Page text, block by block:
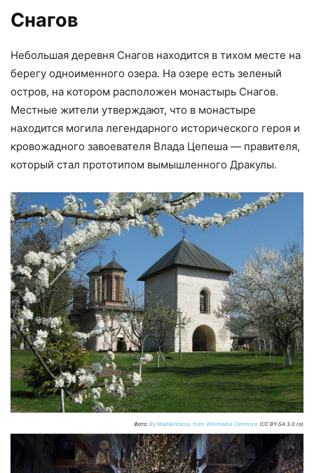
Снагов
Небольшая деревня Снагов находится в тихом месте на
берегу одноименного озера. На озере есть зеленый
остров, на котором расположен монастырь Снагов.
Местные жители утверждают, что в монастыре
находится могила легендарного исторического героя и
кровожадного завоевателя Влада Цепеша — правителя,
который стал прототипом вымышленного Дракулы.
Фото: By Madalinfocsa, from Wikimedia Commons (CC BY-SA 3.0 ro)